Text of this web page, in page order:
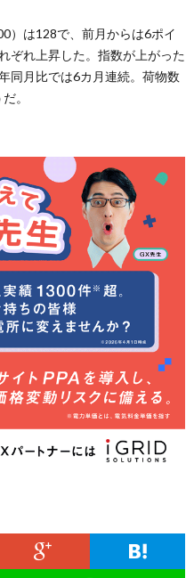
）は128で、前月からは6ポイ
ぞれ上昇した。指数が上がった
同月比では6カ月連続。荷物数
。